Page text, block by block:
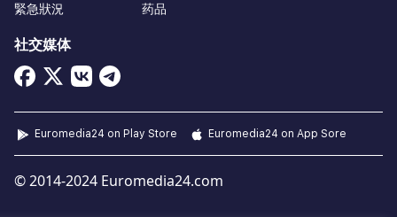
緊急狀況
药品
社交媒体
© 2014-2024 Euromedia24.com
Euromedia24 on Play Store Euromedia24 on App Sore